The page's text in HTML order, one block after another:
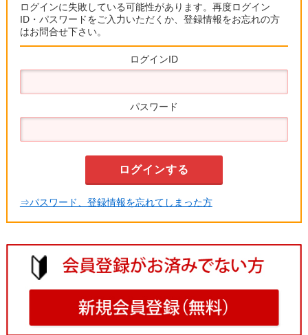
ログインに失敗している可能性があります。再度ログイン
ID・パスワードをご入力いただくか、登録情報をお忘れの方
はお問合せ下さい。
ログインID
パスワード
⇒パスワード、登録情報を忘れてしまった方